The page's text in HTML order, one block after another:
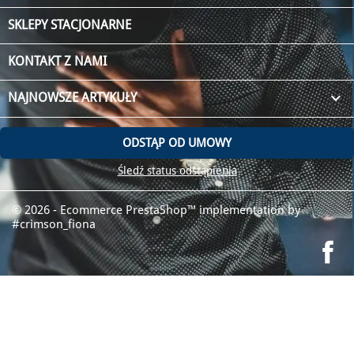
SKLEPY STACJONARNE
KONTAKT Z NAMI
NAJNOWSZE ARTYKUŁY keyboard_arrow_down
ODSTĄP OD UMOWY
Śledź status odstąpienia
© 2026 - Ecommerce PrestaShop™implementation by
#crimson_fiona